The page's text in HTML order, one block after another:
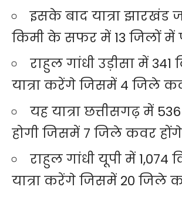
इसके बाद यात्रा झारखंड
किमी के सफर में 13 जिलों में
राहुल गांधी उड़ीसा में 341
यात्रा करेंगे जिसमें 4 जिले
यह यात्रा छत्तीसगढ़ में
होगी जिसमें 7 जिले कवर
राहुल गांधी यूपी में 1,074
यात्रा करेंगे जिसमें 20 जिले